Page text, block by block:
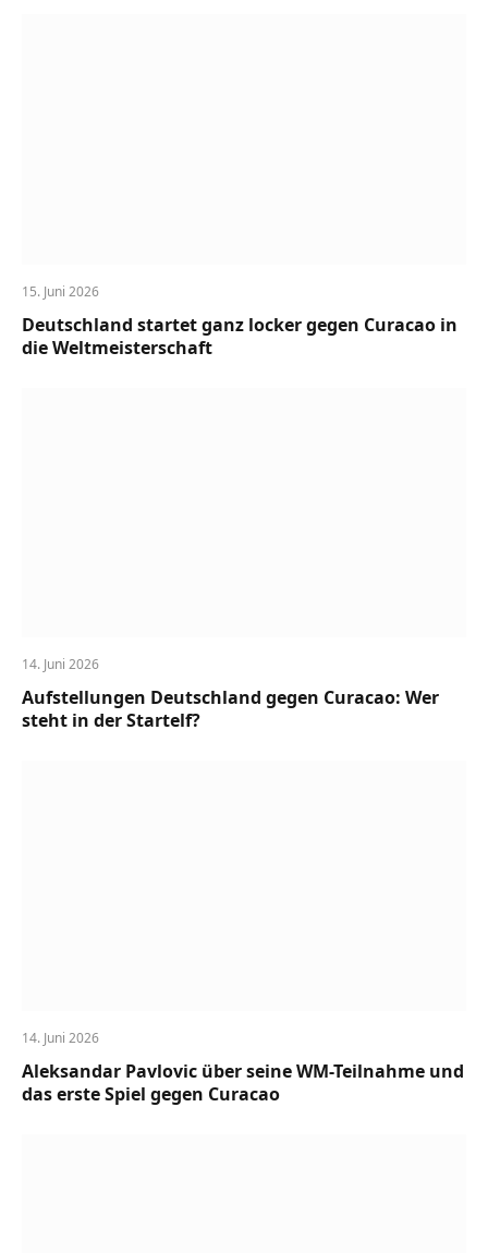
15. Juni 2026
Deutschland startet ganz locker gegen Curacao in
die Weltmeisterschaft
14. Juni 2026
Aufstellungen Deutschland gegen Curacao: Wer
steht in der Startelf?
14. Juni 2026
Aleksandar Pavlovic über seine WM-Teilnahme und
das erste Spiel gegen Curacao